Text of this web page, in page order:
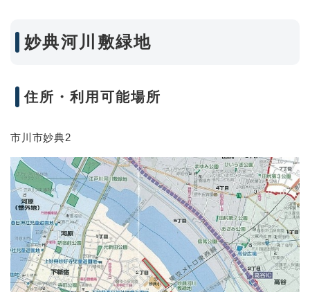
妙典河川敷緑地
住所・利用可能場所
市川市妙典2